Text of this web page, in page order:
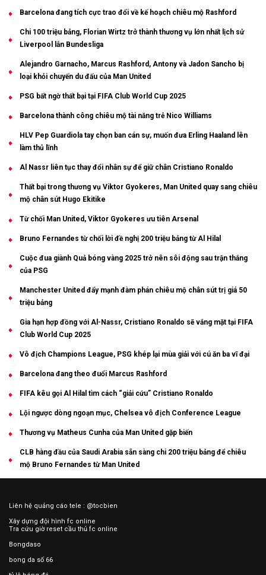
Barcelona đang tích cực trao đổi về kế hoạch chiêu mộ Rashford
Chi 100 triệu bảng, Florian Wirtz trở thành thương vụ lớn nhất lịch sử
Liverpool lẫn Bundesliga
Alejandro Garnacho, Marcus Rashford, Antony và Jadon Sancho bị
loại khỏi chuyến du đấu của Man United
PSG bất ngờ thất bại tại FIFA Club World Cup 2025
Barcelona thành công chiêu mộ tài năng trẻ Nico Williams
HLV Pep Guardiola tay chọn ban cán sự, muốn đưa Erling Haaland lên
làm thủ lĩnh
Al Nassr liên tục thay đổi nhân sự để giữ chân Cristiano Ronaldo
Thất bại trong thương vụ Viktor Gyokeres, Man United quay sang chiêu
mộ chân sút Hugo Ekitike
Từ chối Man United, Viktor Gyokeres ưu tiên Arsenal
Bruno Fernandes từ chối lời đề nghị 200 triệu bảng từ Al Hilal
Cuộc đua giành Quả bóng vàng 2025 trở nên sôi động sau trận thắng
của PSG
Manchester United đẩy mạnh đàm phán chiêu mộ chân sút trị giá 50
triệu bảng
Gia hạn hợp đồng với Al-Nassr, Cristiano Ronaldo sẽ vắng mặt tại FIFA
Club World Cup 2025
Vô địch Champions League, PSG khép lại mùa giải với cú ăn ba vĩ đại
Barcelona đang theo đuổi Marcus Rashford
FIFA kêu gọi Al Hilal tìm cách “giải cứu” Cristiano Ronaldo
Lội ngược dòng ngoạn mục, Chelsea vô địch Conference League
Thương vụ Matheus Cunha của Man United gặp biến
CLB hàng đầu của Saudi Arabia sẵn sàng chi 200 triệu bảng để chiêu
mộ Bruno Fernandes từ Man United
Liên hệ quảng cáo tele : @tocbien
Xây dựng đội hình fc online
Tra cứu giờ reset cầu thủ fc online
Bongdaso
bong da số 66